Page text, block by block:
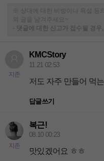
※ 상대에 대한 비방이나 욕설 등
-
댓글에 대한 신고가 접수될 경
지존
KMCStory
11.21 02:53
저도 자주 만들어 먹
답글쓰기
지존
복근!
08.10 00:23
맛있겠어요 ㅎㅎ